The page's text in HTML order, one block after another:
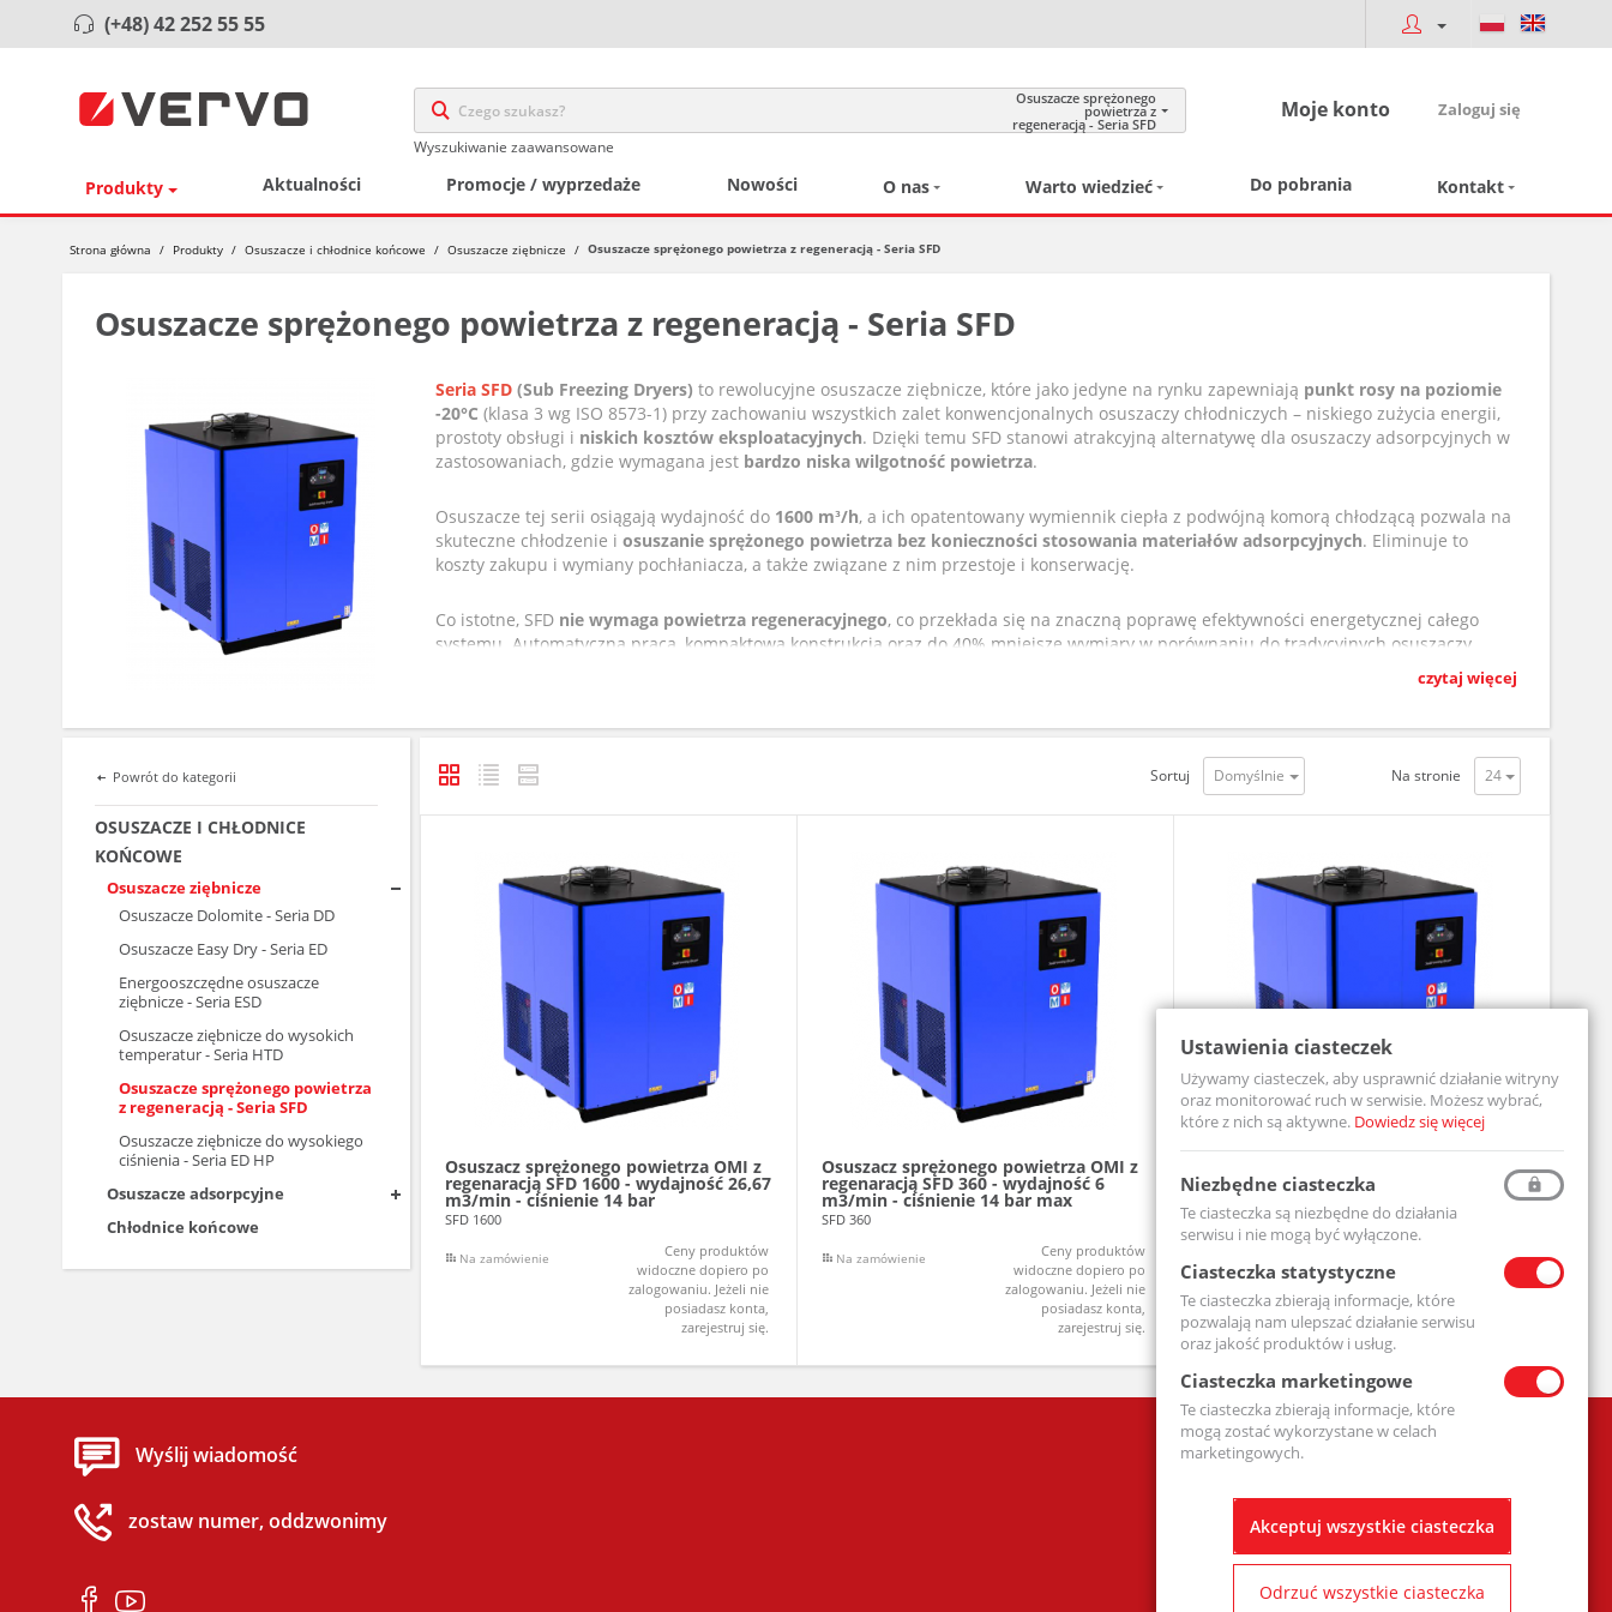
(+48) 42 252 55 55
Osuszacze sprężonego
powietrza z
regeneracją - Seria SFD
Wyszukiwanie zaawansowane
Moje konto Zaloguj się
Produkty Aktualności Promocje / wyprzedaże Nowości O nas Warto wiedzieć Do pobrania Kontakt
Strona główna / Produkty / Osuszacze i chłodnice końcowe / Osuszacze ziębnicze / Osuszacze sprężonego powietrza z regeneracją - Seria SFD
Osuszacze sprężonego powietrza z regeneracją - Seria SFD
Seria SFD (Sub Freezing Dryers) to rewolucyjne osuszacze ziębnicze, które jako jedyne na rynku zapewniają punkt rosy na poziomie
-20°C (klasa 3 wg ISO 8573-1) przy zachowaniu wszystkich zalet konwencjonalnych osuszaczy chłodniczych – niskiego zużycia energii,
prostoty obsługi i niskich kosztów eksploatacyjnych. Dzięki temu SFD stanowi atrakcyjną alternatywę dla osuszaczy adsorpcyjnych w
zastosowaniach, gdzie wymagana jest bardzo niska wilgotność powietrza.
Osuszacze tej serii osiągają wydajność do 1600 m³/h, a ich opatentowany wymiennik ciepła z podwójną komorą chłodzącą pozwala na
skuteczne chłodzenie i osuszanie sprężonego powietrza bez konieczności stosowania materiałów adsorpcyjnych. Eliminuje to
koszty zakupu i wymiany pochłaniacza, a także związane z nim przestoje i konserwację.
Co istotne, SFD nie wymaga powietrza regeneracyjnego, co przekłada się na znaczną poprawę efektywności energetycznej całego
systemu. Automatyczna praca, kompaktowa konstrukcja oraz do 40% mniejsze wymiary w porównaniu do tradycyjnych osuszaczy
adsorpcyjnych czynią tę serię idealną do zastosowań w przemyśle spożywczym, farmaceutycznym, elektronicznym i wszędzie tam,
niskim koszcie posiadania.
czytaj więcej
Powrót do kategorii
OSUSZACZE I CHŁODNICE
KOŃCOWE
Osuszacze ziębnicze
Osuszacze Dolomite - Seria DD
Osuszacze Easy Dry - Seria ED
Energooszczędne osuszacze
ziębnicze - Seria ESD
Osuszacze ziębnicze do wysokich
temperatur - Seria HTD
Osuszacze sprężonego powietrza
z regeneracją - Seria SFD
Osuszacze ziębnicze do wysokiego
ciśnienia - Seria ED HP
Osuszacze adsorpcyjne
Chłodnice końcowe
Sortuj Na stronie
Osuszacz sprężonego powietrza OMI z
regenaracją SFD 1600 - wydajność 26,67
m3/min - ciśnienie 14 bar
SFD 1600
Na zamówienie
Ceny produktów
widoczne dopiero po
zalogowaniu. Jeżeli nie
posiadasz konta,
zarejestruj się.
Osuszacz sprężonego powietrza OMI z
regenaracją SFD 360 - wydajność 6
m3/min - ciśnienie 14 bar max
SFD 360
Na zamówienie
Ceny produktów
widoczne dopiero po
zalogowaniu. Jeżeli nie
posiadasz konta,
zarejestruj się.
Osuszacz sprężonego powietrza OMI z
regenaracją SFD 420 - wydajność 7
m3/min - ciśnienie 14 bar max
SFD 420
widoczne dopiero po
zalogowaniu. Jeżeli nie
posiadasz konta,
zarejestruj się.
Wyślij wiadomość
zostaw numer, oddzwonimy
Firma
Klauzula informacyjna - formularz
kontaktowy
REGULAMIN SKLEPU ON-LINE wraz z RODO
Ustawienia ciasteczek
Używamy ciasteczek, aby usprawnić działanie witryny
oraz monitorować ruch w serwisie. Możesz wybrać,
które z nich są aktywne. Dowiedz się więcej
Niezbędne ciasteczka
Te ciasteczka są niezbędne do działania
serwisu i nie mogą być wyłączone.
Ciasteczka statystyczne
Te ciasteczka zbierają informacje, które
pozwalają nam ulepszać działanie serwisu
oraz jakość produktów i usług.
Ciasteczka marketingowe
Te ciasteczka zbierają informacje, które
mogą zostać wykorzystane w celach
marketingowych.
Akceptuj wszystkie ciasteczka
Odrzuć wszystkie ciasteczka